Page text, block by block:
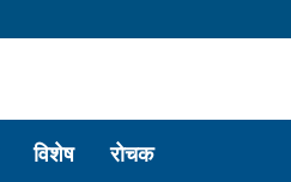
विशेष रोचक